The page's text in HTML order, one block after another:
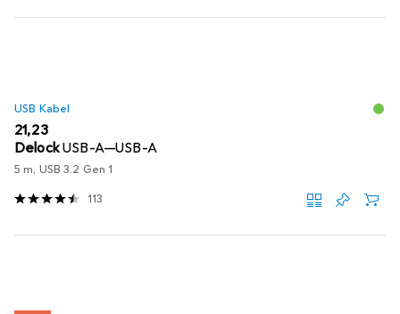
USB Kabel
EUR
21,23
DelockUSB-A—USB-A
5 m, USB 3.2 Gen 1
113